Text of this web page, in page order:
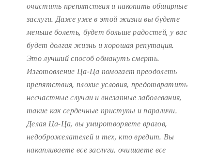
очистить препятствия и накопить обширные
заслуги. Даже уже в этой жизни вы будете
меньше болеть, будет больше радостей, у вас
будет долгая жизнь и хорошая репутация.
Это лучший способ обмануть смерть.
Изготовление Ца-Ца помогает преодолеть
препятствия, плохие условия, предотвратить
несчастные случаи и внезапные заболевания,
такие как сердечные приступы и параличи.
Делая Ца-Ца, вы умиротворяете врагов,
недоброжелателей и тех, кто вредит. Вы
накапливаете все заслуги, очищаете все